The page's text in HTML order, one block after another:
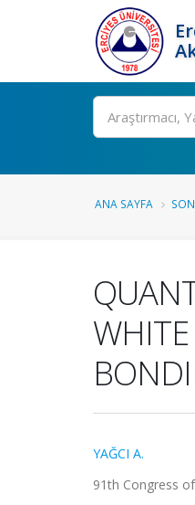
Ara
ANA SAYFA
YAĞCI A.
91th Congress